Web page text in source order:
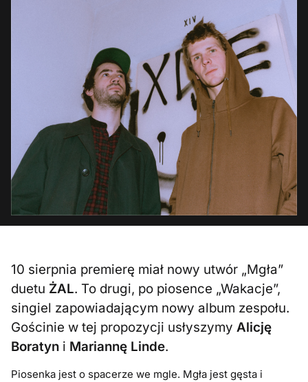
10 sierpnia premierę miał nowy utwór „Mgła”
duetu ŻAL. To drugi, po piosence „Wakacje”,
singiel zapowiadającym nowy album zespołu.
Gościnie w tej propozycji usłyszymyAlicję
Boratyn i Mariannę Linde.
Piosenka jest o spacerze we mgle. Mgła jest gęsta i